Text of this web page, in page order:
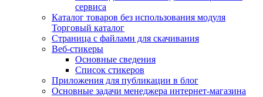
сервиса
Каталог товаров без использования модуля
Торговый каталог
Страница с файлами для скачивания
Веб-стикеры
Основные сведения
Список стикеров
Приложения для публикации в блог
Основные задачи менеджера интернет-магазина